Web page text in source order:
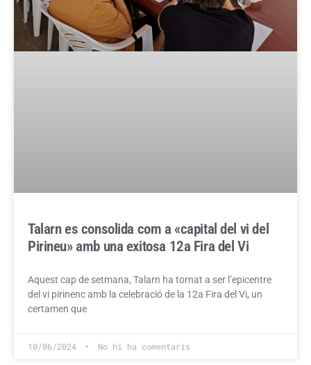
Talarn es consolida com a «capital del vi del
Pirineu» amb una exitosa 12a Fira del Vi
Aquest cap de setmana, Talarn ha tornat a ser l’epicentre
del vi pirinenc amb la celebració de la 12a Fira del Vi, un
certamen que
10/06/2024 No hi ha comentaris